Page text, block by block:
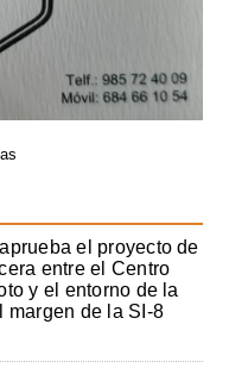
el proyecto de
entre el Centro
y el entorno de la
margen de la SI-8